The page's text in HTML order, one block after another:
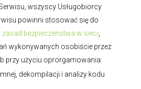
wszyscy Usługobiorcy
powinni stosować się do
zasad bezpieczeństwa w sieci
wykonywanych osobiście przez
przy użyciu oprorgamowania:
dekompilacji i analizy kodu